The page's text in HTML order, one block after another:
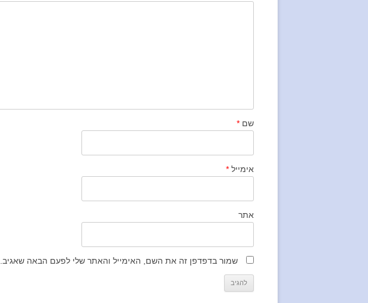
שם *
אימייל *
אתר
שמור בדפדפן זה את השם, האימייל והאתר שלי לפעם הבאה שאגיב.